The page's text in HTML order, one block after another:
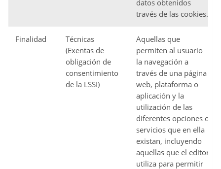
datos obtenidos
través de las cookies.
Finalidad
Técnicas
(Exentas de
obligación de
consentimiento
de la LSSI)
Aquellas que
permiten al usuario
la navegación a
través de una página
web, plataforma o
aplicación y la
utilización de las
diferentes opciones o
servicios que en ella
existan, incluyendo
aquellas que el editor
utiliza para permitir